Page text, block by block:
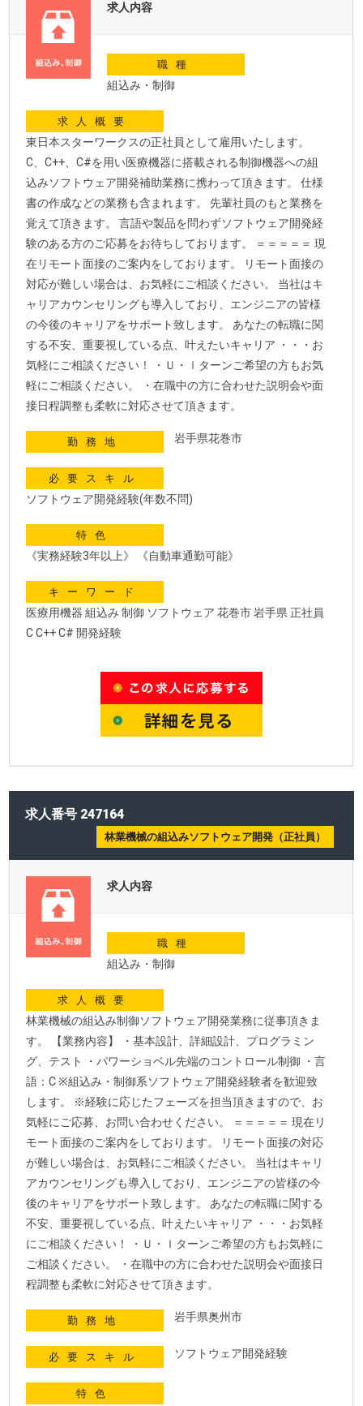
求人内容
職種
組込み・制御
求人概要
東日本スターワークスの正社員として雇用いたします。
C、C++、C#を用い医療機器に搭載される制御機器への組
込みソフトウェア開発補助業務に携わって頂きます。 仕様
書の作成などの業務も含まれます。 先輩社員のもと業務を
覚えて頂きます。 言語や製品を問わずソフトウェア開発経
験のある方のご応募をお待ちしております。 ＝＝＝＝＝ 現
在リモート面接のご案内をしております。 リモート面接の
対応が難しい場合は、お気軽にご相談ください。 当社はキ
ャリアカウンセリングも導入しており、エンジニアの皆様
の今後のキャリアをサポート致します。 あなたの転職に関
する不安、重要視している点、叶えたいキャリア ・・・お
気軽にご相談ください！ ・Ｕ・ｌターンご希望の方もお気
軽にご相談ください。 ・在職中の方に合わせた説明会や面
接日程調整も柔軟に対応させて頂きます。
勤務地 岩手県花巻市
必要スキル
ソフトウェア開発経験(年数不問)
特色
《実務経験3年以上》 《自動車通勤可能》
キーワード
医療用機器 組込み 制御 ソフトウェア 花巻市 岩手県 正社員
C C++ C# 開発経験
求人番号 247164
林業機械の組込みソフトウェア開発（正社員）
求人内容
職種
組込み・制御
求人概要
林業機械の組込み制御ソフトウェア開発業務に従事頂きま
す。 【業務内容】 ・基本設計、詳細設計、プログラミン
グ、テスト ・パワーショベル先端のコントロール制御 ・言
語：C ※組込み・制御系ソフトウェア開発経験者を歓迎致
します。 ※経験に応じたフェーズを担当頂きますので、お
気軽にご応募、お問い合わせください。 ＝＝＝＝＝ 現在リ
モート面接のご案内をしております。 リモート面接の対応
が難しい場合は、お気軽にご相談ください。 当社はキャリ
アカウンセリングも導入しており、エンジニアの皆様の今
後のキャリアをサポート致します。 あなたの転職に関する
不安、重要視している点、叶えたいキャリア ・・・お気軽
にご相談ください！ ・Ｕ・ｌターンご希望の方もお気軽に
ご相談ください。 ・在職中の方に合わせた説明会や面接日
程調整も柔軟に対応させて頂きます。
勤務地 岩手県奥州市
必要スキル ソフトウェア開発経験
特色